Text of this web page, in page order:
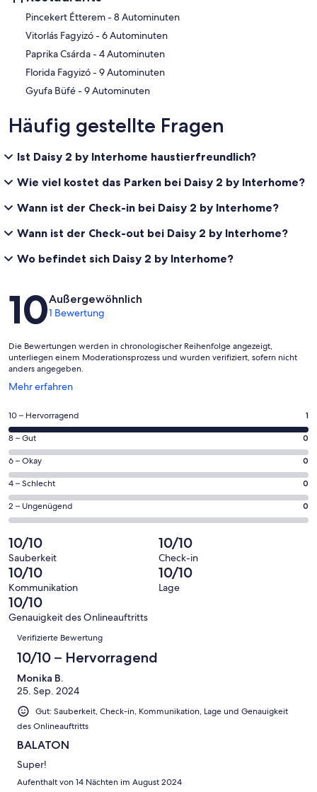
‪Pincekert Étterem - ‬8 Autominuten
‪Vitorlás Fagyizó - ‬6 Autominuten
‪Paprika Csárda - ‬4 Autominuten
‪Florida Fagyizó - ‬9 Autominuten
‪Gyufa Büfé - ‬9 Autominuten
Häufig gestellte Fragen
Ist Daisy 2 by Interhome haustierfreundlich?
Wie viel kostet das Parken bei Daisy 2 by Interhome?
Wann ist der Check-in bei Daisy 2 by Interhome?
Wann ist der Check-out bei Daisy 2 by Interhome?
Wo befindet sich Daisy 2 by Interhome?
Bewertungen
10Außergewöhnlich
1 Bewertung
Die Bewertungen werden in chronologischer Reihenfolge angezeigt,
unterliegen einem Moderationsprozess und wurden verifiziert, sofern nicht
anders angegeben.
Mehr erfahren
Wird
einem
neuen
Fenster
geöffnet
1
von
insgesamt
1
Gästebewertungen
haben
eine
Bewertung
von
10
-
Hervorragend
10 – Hervorragend 1
0
von
insgesamt
1
Gästebewertungen
haben
Bewertung
von
8
-
Gut
8 – Gut 0
0
von
insgesamt
1
Gästebewertungen
haben
eine
Bewertung
von
6
-
Okay
6 – Okay 0
0
von
insgesamt
Gästebewertungen
haben
eine
Bewertung
von
4
4 – Schlecht 0
0
von
insgesamt
1
Gästebewertungen
haben
eine
Bewertung
2 – Ungenügend 0
10/10
Sauberkeit
10/10
Check-in
10/10
Kommunikation
10/10
Lage
10/10
Genauigkeit des Onlineauftritts
Bewertungen
Verifizierte Bewertung
10/10 – Hervorragend
Monika B.
25. Sep. 2024
Gut: Sauberkeit, Check-in, Kommunikation, Lage und Genauigkeit
des Onlineauftritts
BALATON
Super!
Aufenthalt von 14 Nächten im August 2024